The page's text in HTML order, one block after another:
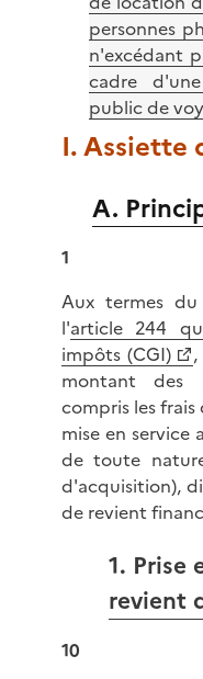
personnes
n'excédant
cadre
public de
I.
A.
1
Aux termes
l'article 244
impôts (CGI)
montant des
compris les
mise en service
de toute
d'acquisition),
de revient
1. Prise
revient
10